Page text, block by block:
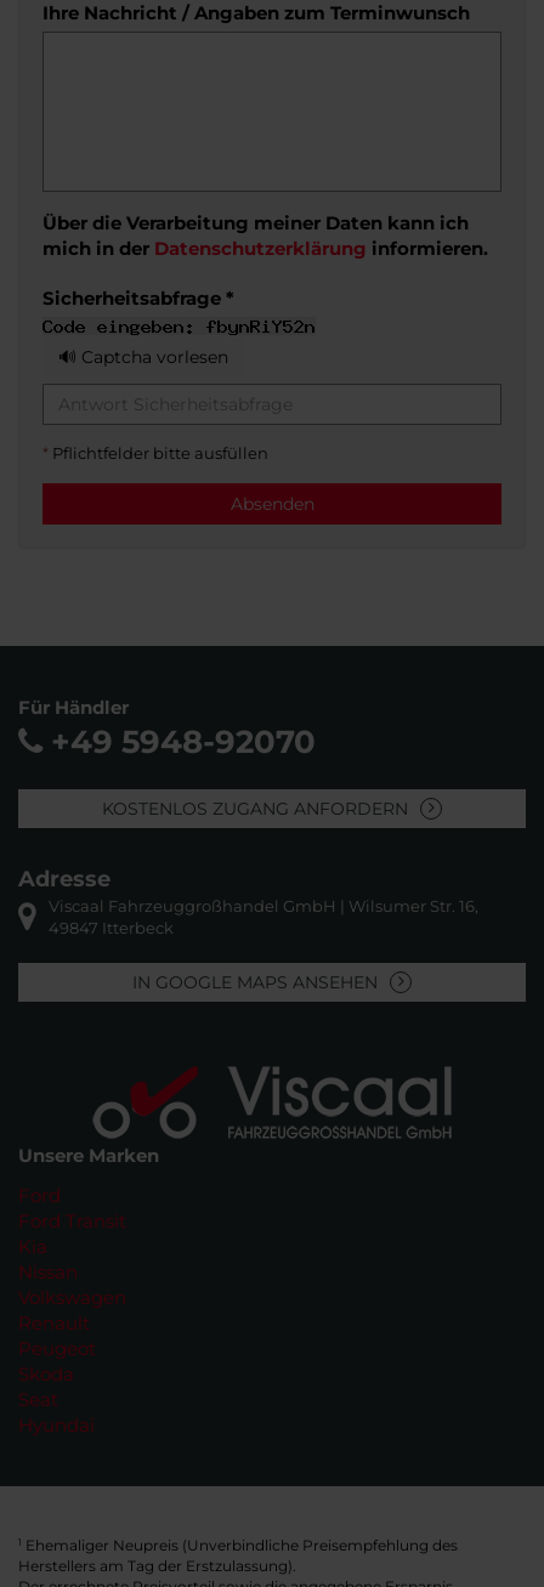
Ihre Nachricht / Angaben zum Terminwunsch
Über die Verarbeitung meiner Daten kann ich
mich in der Datenschutzerklärung informieren.
Sicherheitsabfrage *
🔊 Captcha vorlesen
* Pflichtfelder bitte ausfüllen
Absenden
Für Händler
+49 5948-92070
KOSTENLOS ZUGANG ANFORDERN
Adresse
Viscaal Fahrzeuggroßhandel GmbH | Wilsumer Str. 16,
49847 Itterbeck
IN GOOGLE MAPS ANSEHEN
Unsere Marken
Ford
Ford Transit
Kia
Nissan
Volkswagen
Renault
Peugeot
Skoda
Seat
Hyundai
1
Ehemaliger Neupreis (Unverbindliche Preisempfehlung des
Herstellers am Tag der Erstzulassung).